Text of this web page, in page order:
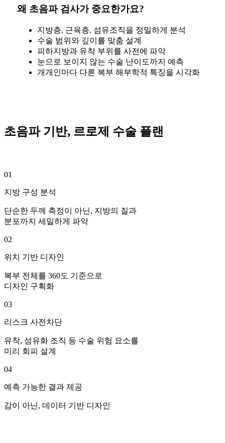
왜 초음파 검사가 중요한가요?
지방층, 근육층, 섬유조직을 정밀하게 분석
수술 범위와 깊이를 맞춤 설계
피하지방과 유착 부위를 사전에 파악
눈으로 보이지 않는 수술 난이도까지 예측
개개인마다 다른 복부 해부학적 특징을 시각화
초음파 기반, 르로제 수술 플랜
01
지방 구성 분석
단순한 두께 측정이 아닌, 지방의 질과
분포까지 세밀하게 파악
02
위치 기반 디자인
복부 전체를 360도 기준으로
디자인 구획화
03
리스크 사전차단
유착, 섬유화 조직 등 수술 위험 요소를
미리 회피 설계
04
예측 가능한 결과 제공
감이 아닌, 데이터 기반 디자인